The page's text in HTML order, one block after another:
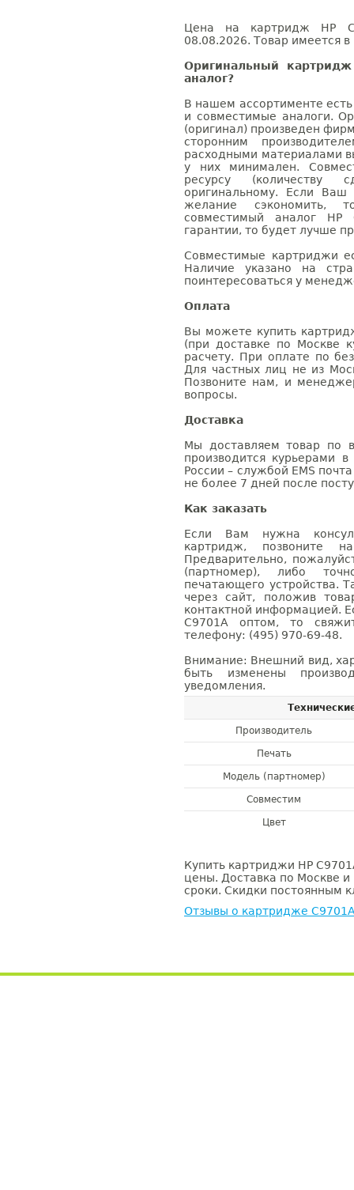
Цена на картридж HP
08.08.2026. Товар имеется в
Оригинальный
аналог?
В нашем ассортименте
и совместимые аналоги.
(оригинал) произведен
сторонним
расходными материалами
у них минимален.
ресурсу (количеству
оригинальному. Если
желание сэкономить,
совместимый аналог
гарантии, то будет лучше
Совместимые картриджи
Наличие указано на
поинтересоваться у
Оплата
Вы можете купить
(при доставке по Москве
расчету. При оплате по
Для частных лиц не из
Позвоните нам, и
вопросы.
Доставка
Мы доставляем товар по
производится курьерами
России – службой EMS
не более 7 дней после
Как заказать
Если Вам нужна
картридж, позвоните
Предварительно,
(партномер), либо
печатающего устройства.
через сайт, положив
контактной информацией.
C9701A оптом, то
телефону: (495) 970-69-48.
Внимание: Внешний вид,
быть изменены
уведомления.
Производитель
Печать
Модель (партномер)
Совместим
Цвет
Купить картриджи HP
цены. Доставка по Москве и
сроки. Скидки постоянным
Отзывы о картридже